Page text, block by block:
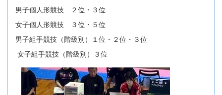
男子個人形競技 ２位・３位
女子個人形競技 ３位・５位
男子組手競技（階級別）１位・２位・３位
女子組手競技（階級別）３位